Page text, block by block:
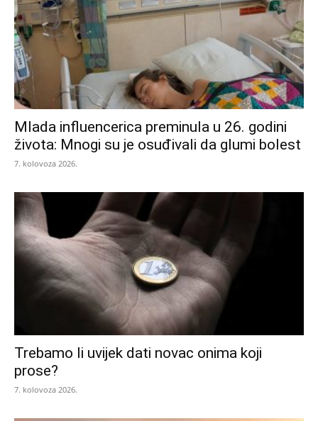
Mlada influencerica preminula u 26. godini
života: Mnogi su je osuđivali da glumi bolest
7. kolovoza 2026.
Trebamo li uvijek dati novac onima koji
prose?
7. kolovoza 2026.